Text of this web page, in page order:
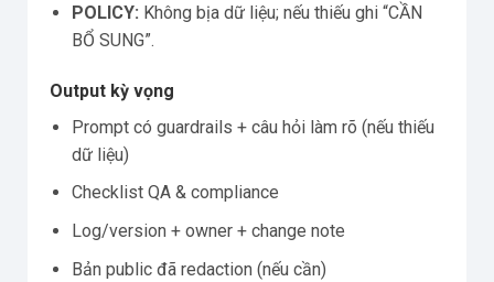
POLICY: Không bịa dữ liệu; nếu thiếu ghi “CẦN
BỔ SUNG”.
Output kỳ vọng
Prompt có guardrails + câu hỏi làm rõ (nếu thiếu
dữ liệu)
Checklist QA & compliance
Log/version + owner + change note
Bản public đã redaction (nếu cần)